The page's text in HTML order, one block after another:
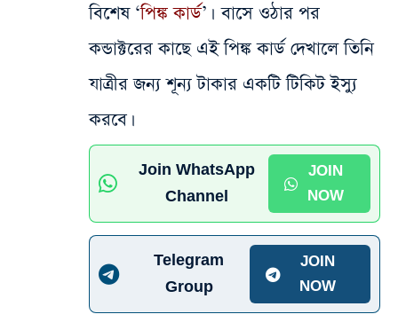
বিশেষ ‘পিঙ্ক কার্ড’। বাসে ওঠার পর
কন্ডাক্টরের কাছে এই পিঙ্ক কার্ড দেখালে তিনি
যাত্রীর জন্য শূন্য টাকার একটি টিকিট ইস্যু
করবে।
Join WhatsApp
Channel
JOIN
NOW
Telegram
Group
JOIN
NOW